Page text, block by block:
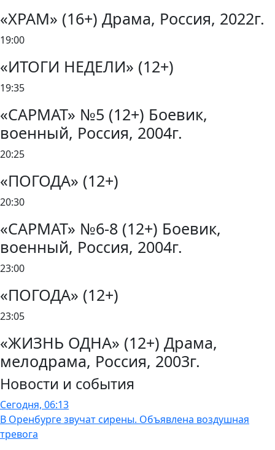
«ХРАМ» (16+) Драма, Россия, 2022г.
19:00
«ИТОГИ НЕДЕЛИ» (12+)
19:35
«САРМАТ» №5 (12+) Боевик,
военный, Россия, 2004г.
20:25
«ПОГОДА» (12+)
20:30
«САРМАТ» №6-8 (12+) Боевик,
военный, Россия, 2004г.
23:00
«ПОГОДА» (12+)
23:05
«ЖИЗНЬ ОДНА» (12+) Драма,
мелодрама, Россия, 2003г.
Новости и события
Сегодня, 06:13
В Оренбурге звучат сирены. Объявлена воздушная
тревога